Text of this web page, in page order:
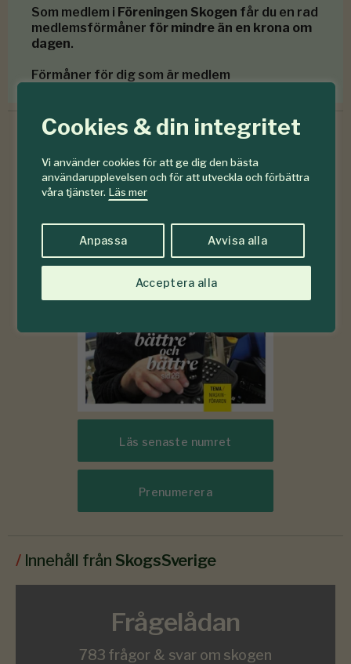
Cookies & din integritet
Vi använder cookies för att ge dig den bästa
användarupplevelsen och för att utveckla och förbättra
våra tjänster. Läs mer
Anpassa Avvisa alla
Acceptera alla
Som medlem i Föreningen Skogen får du en rad
medlemsförmåner för mindre än en krona om
dagen.
Förmåner för dig som är medlem
#6-7
Läs senaste numret
Prenumerera
/ Innehåll från SkogsSverige
Frågelådan
783 frågor & svar om skogen